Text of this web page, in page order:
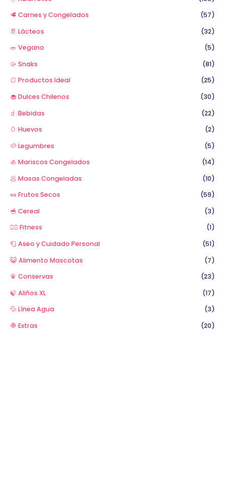
🥩 Carnes y Congelados
(57)
🥛 Lácteos
(32)
🥗 Vegano
(5)
🥠 Snaks
(81)
🍞 Productos Ideal
(25)
🧁 Dulces Chilenos
(30)
🧃 Bebidas
(22)
🥚 Huevos
(2)
🥔 Legumbres
(5)
🦪 Mariscos Congelados
(14)
🥟 Masas Congeladas
(10)
🥜 Frutos Secos
(59)
🥣 Cereal
(3)
🏋️‍♂️ Fitness
(1)
🧻 Aseo y Cuidado Personal
(51)
😺 Alimento Mascotas
(7)
🥫 Conservas
(23)
🍃 Aliños XL
(17)
💦 Línea Agua
(3)
🧅 Extras
(20)